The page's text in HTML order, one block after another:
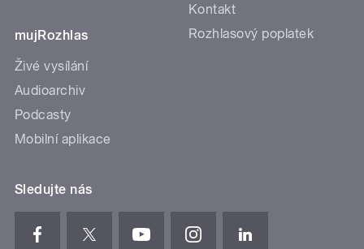
mujRozhlas
Živé vysílání
Audioarchiv
Podcasty
Mobilní aplikace
Kontakt
Rozhlasový poplatek
Sledujte nás